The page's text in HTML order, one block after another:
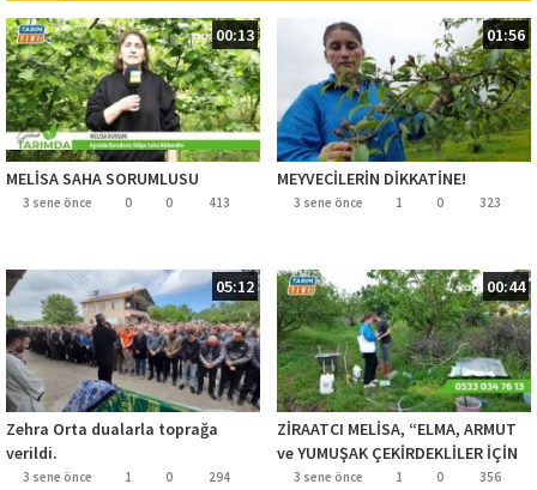
00:13
MELİSA SAHA SORUMLUSU
3 sene önce 0 0 413
01:56
MEYVECİLERİN DİKKATİNE!
3 sene önce 1 0 323
05:12
Zehra Orta dualarla toprağa
verildi.
3 sene önce 1 0 294
00:44
ZİRAATCI MELİSA, “ELMA, ARMUT
ve YUMUŞAK ÇEKİRDEKLİLER İÇİN
GÜBRELEME DÖNEMİ GELMİŞTİR
3 sene önce 1 0 356